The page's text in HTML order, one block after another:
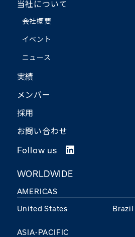
当社について
会社概要
イベント
ニュース
実績
メンバー
採用
お問い合わせ
Follow us
WORLDWIDE
AMERICAS
United States
Brazil
ASIA-PACIFIC